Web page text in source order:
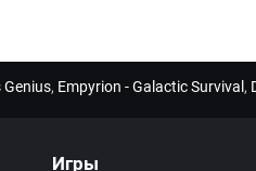
Genius, Empyrion - Galactic Survival ,
Игры